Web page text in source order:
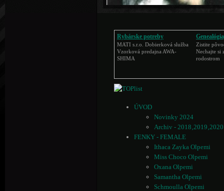
Rybárske potreby
MATI s.r.o. Dobierková služba
Vzorková predajna AWA-
SHIMA
Zistite
Nechajte si
rodostrom
ÚVOD
Novinky 2024
Archiv -
FENKY - FEMALE
Ithaca Zayka Olpemi
Miss Choco Olpemi
Oxana Olpemi
Samantha Olpemi
Schmoulla Olpemi